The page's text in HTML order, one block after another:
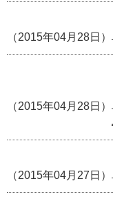
（2015年04月28日）
（2015年04月28日）
（2015年04月27日）